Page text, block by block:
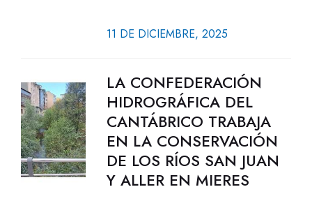
11 DE DICIEMBRE, 2025
LA CONFEDERACIÓN
HIDROGRÁFICA DEL
CANTÁBRICO TRABAJA
EN LA CONSERVACIÓN
DE LOS RÍOS SAN JUAN
Y ALLER EN MIERES